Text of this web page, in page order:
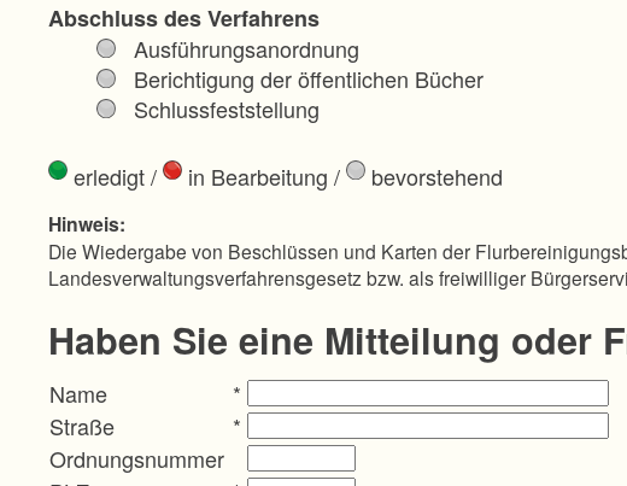
Abschluss des Verfahrens
Ausführungsanordnung
Berichtigung der öffentlichen Bücher
Schlussfeststellung
erledigt/ in Bearbeitung / bevorstehend
Hinweis:
Die Wiedergabe von Beschlüssen und Karten der
Landesverwaltungsverfahrensgesetz bzw. als freiwilliger
Haben Sie eine Mitteilung oder
Name
*
Straße
*
Ordnungsnummer